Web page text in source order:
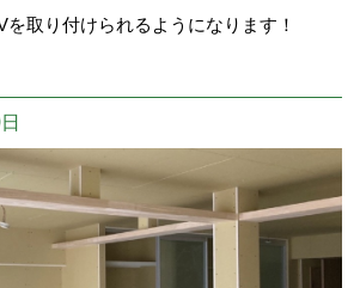
を取り付けられるようになります！